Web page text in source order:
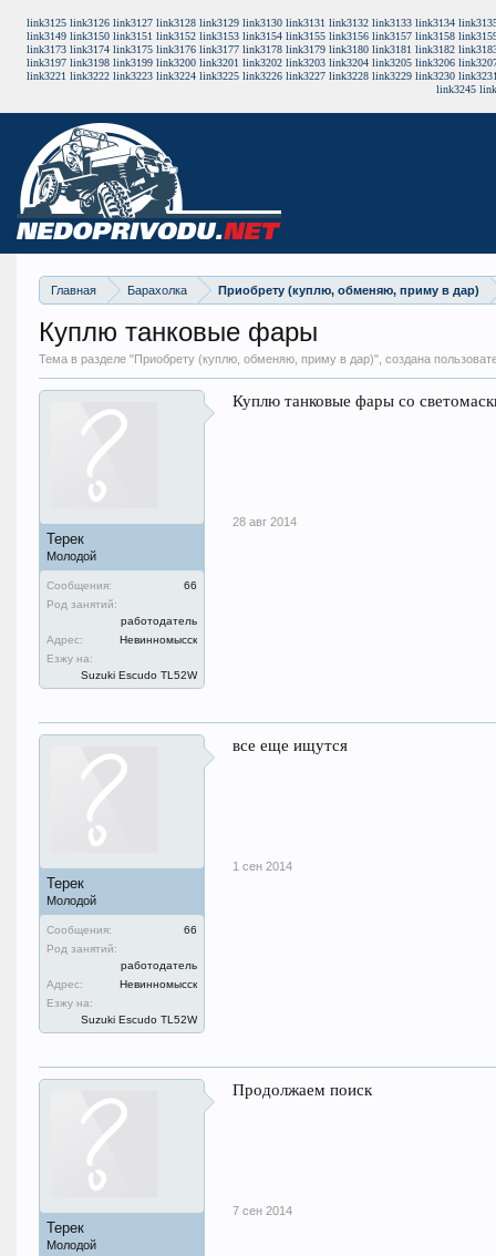
link3125 link3126 link3127 link3128 link3129 link3130 link3131 link3132 link3133 link3134
link3149 link3150 link3151 link3152 link3153 link3154 link3155 link3156 link3157 link3158
link3173 link3174 link3175 link3176 link3177 link3178 link3179 link3180 link3181 link3182
link3197 link3198 link3199 link3200 link3201 link3202 link3203 link3204 link3205 link3206
link3221 link3222 link3223 link3224 link3225 link3226 link3227 link3228 link3229 link3230
link3245
Главная Барахолка Приобрету (куплю, обменяю, приму в дар)
Куплю танковые фары
Тема в разделе "Приобрету (куплю, обменяю, приму в дар)", создана
Терек
Молодой
Сообщения:
66
Род занятий:
работодатель
Адрес:
Невинномысск
Езжу на:
Suzuki Escudo TL52W
Куплю танковые фары со
28 авг 2014
Терек
Молодой
Сообщения:
66
Род занятий:
работодатель
Адрес:
Невинномысск
Езжу на:
Suzuki Escudo TL52W
все еще ищутся
1 сен 2014
Терек
Молодой
Продолжаем поиск
7 сен 2014